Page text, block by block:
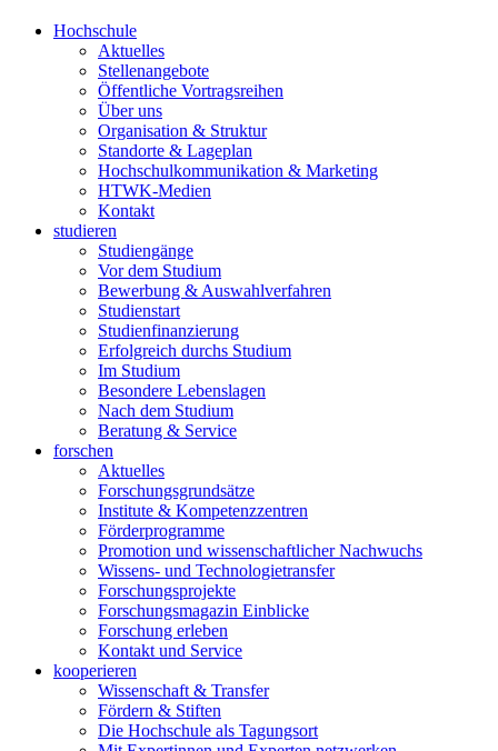
Hochschule
Aktuelles
Stellenangebote
Öffentliche Vortragsreihen
Über uns
Organisation & Struktur
Standorte & Lageplan
Hochschulkommunikation & Marketing
HTWK-Medien
Kontakt
studieren
Studiengänge
Vor dem Studium
Bewerbung & Auswahlverfahren
Studienstart
Studienfinanzierung
Erfolgreich durchs Studium
Im Studium
Besondere Lebenslagen
Nach dem Studium
Beratung & Service
forschen
Aktuelles
Forschungsgrundsätze
Institute & Kompetenzzentren
Förderprogramme
Promotion und wissenschaftlicher Nachwuchs
Wissens- und Technologietransfer
Forschungsprojekte
Forschungsmagazin Einblicke
Forschung erleben
Kontakt und Service
kooperieren
Wissenschaft & Transfer
Fördern & Stiften
Die Hochschule als Tagungsort